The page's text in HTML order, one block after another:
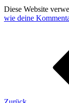
Diese Website
wie deine